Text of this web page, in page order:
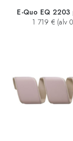
E-Quo EQ 2203
1 719 € (alv